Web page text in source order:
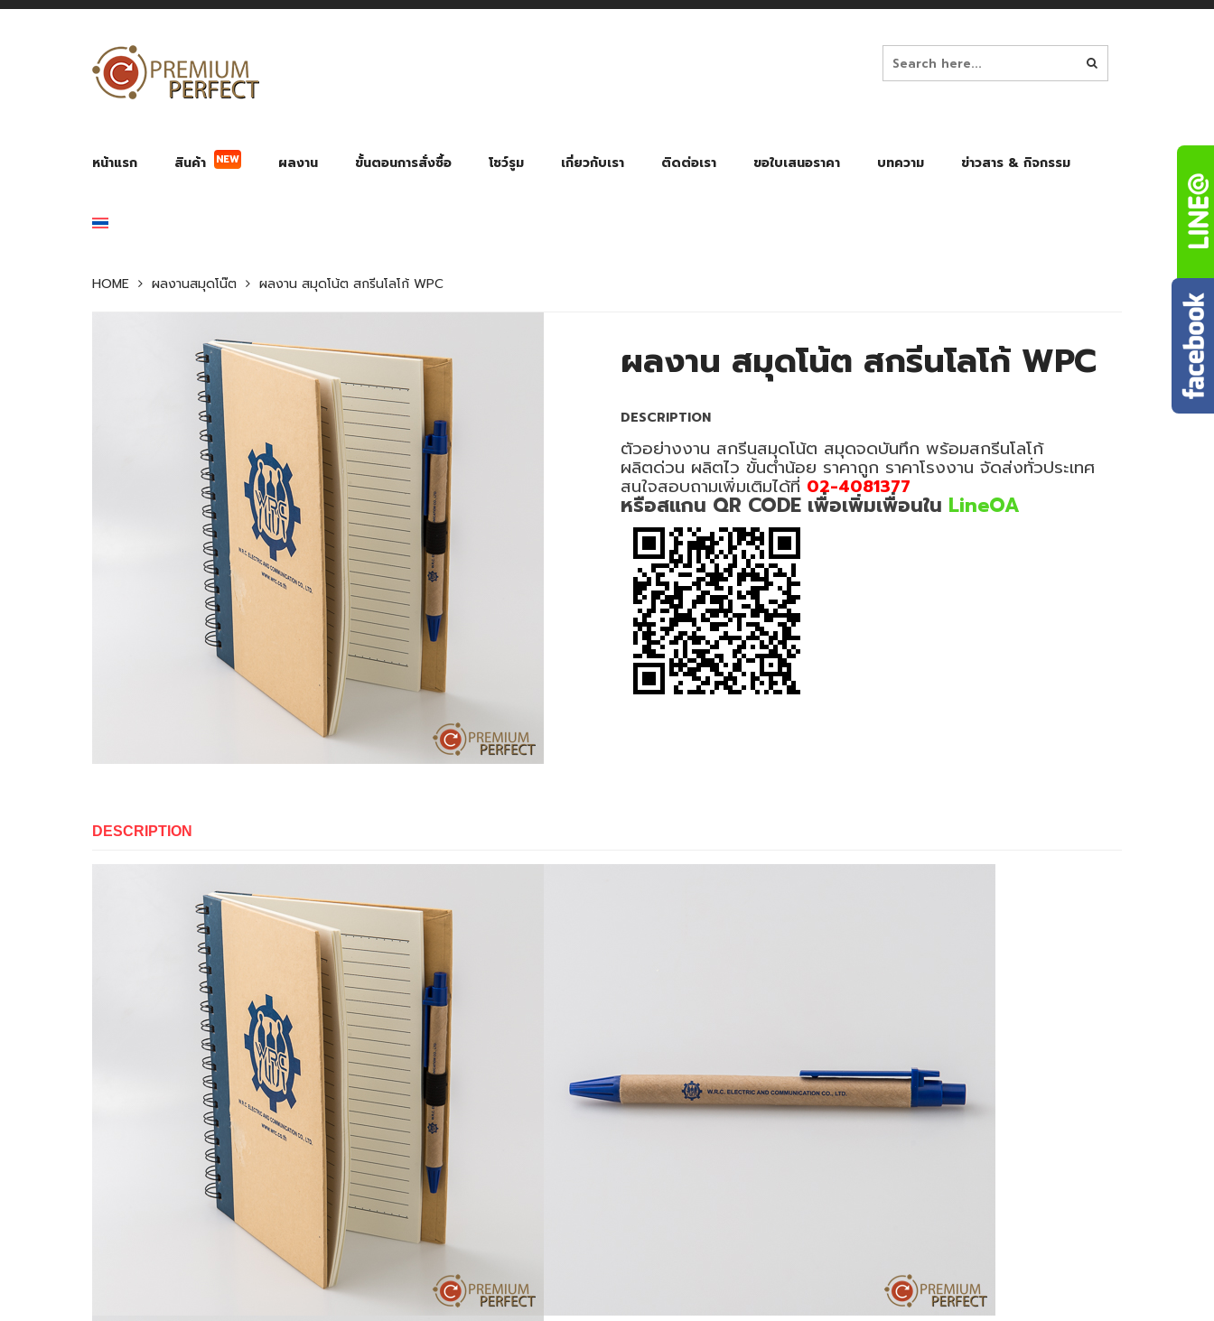
หน้าแรก สินค้า NEW ผลงาน ขั้นตอนการสั่งซื้อ โชว์รูม เกี่ยวกับเรา ติดต่อเรา ขอใบเสนอราคา บทความ ข่าวสาร & กิจกรรม
HOME ผลงานสมุดโน๊ต ผลงาน สมุดโน้ต สกรีนโลโก้ WPC
ผลงาน สมุดโน้ต สกรีนโลโก้ WPC
DESCRIPTION
ตัวอย่างงาน สกรีนสมุดโน้ต สมุดจดบันทึก พร้อมสกรีนโลโก้
ผลิตด่วน ผลิตไว ขั้นต่ำน้อย ราคาถูก ราคาโรงงาน จัดส่งทั่วประเทศ
สนใจสอบถามเพิ่มเติมได้ที่ 02-4081377
หรือสแกน QR CODE เพื่อเพิ่มเพื่อนใน LineOA
DESCRIPTION